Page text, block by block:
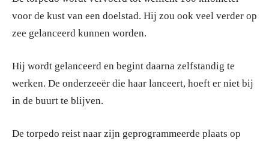
voor de kust van een doelstad. Hij zou ook veel verder op
zee gelanceerd kunnen worden.
Hij wordt gelanceerd en begint daarna zelfstandig te
werken. De onderzeeër die haar lanceert, hoeft er niet bij
in de buurt te blijven.
De torpedo reist naar zijn geprogrammeerde plaats op